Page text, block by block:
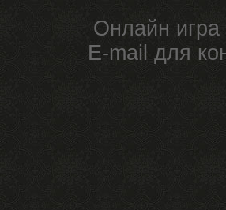
Онлайн
E-mail для